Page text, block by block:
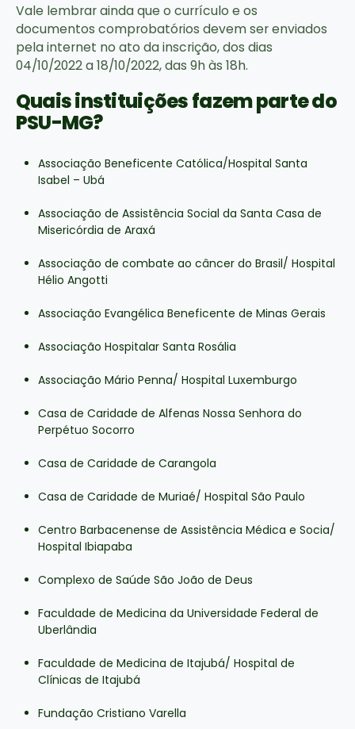
Vale lembrar ainda que o currículo e os
documentos comprobatórios devem ser enviados
pela internet no ato da inscrição, dos dias
04/10/2022 a 18/10/2022, das 9h às 18h.
Quais instituições fazem parte do
PSU-MG?
Associação Beneficente Católica/Hospital Santa
Isabel – Ubá
Associação de Assistência Social da Santa Casa de
Misericórdia de Araxá
Associação de combate ao câncer do Brasil/ Hospital
Hélio Angotti
Associação Evangélica Beneficente de Minas Gerais
Associação Hospitalar Santa Rosália
Associação Mário Penna/ Hospital Luxemburgo
Casa de Caridade de Alfenas Nossa Senhora do
Perpétuo Socorro
Casa de Caridade de Carangola
Casa de Caridade de Muriaé/ Hospital São Paulo
Centro Barbacenense de Assistência Médica e Socia/
Hospital Ibiapaba
Complexo de Saúde São João de Deus
Faculdade de Medicina da Universidade Federal de
Uberlândia
Faculdade de Medicina de Itajubá/ Hospital de
Clínicas de Itajubá
Fundação Cristiano Varella